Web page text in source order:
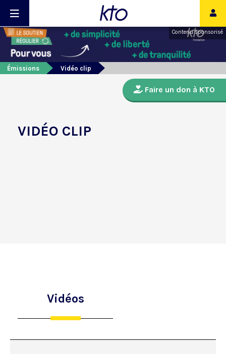
Contenu sponsorisé
Émissions Vidéo clip
Faire un don à KTO
VIDÉO CLIP
Vidéos